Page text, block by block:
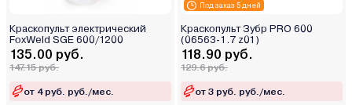
Краскопульт электрический
FoxWeld SGE 600/1200
135.00 руб.
147.15 руб.
от 4 руб. руб./мес.
Под заказ 5 дней
Краскопульт Зубр PRO 600
(06563-1.7 z01)
118.90 руб.
129.6 руб.
от 3 руб. руб./мес.